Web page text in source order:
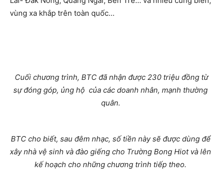
vùng xa khắp trên toàn quốc…
Cuối chương trình, BTC đã nhận được 230 triệu đồng từ
sự đóng góp, ủng hộ của các doanh nhân, mạnh thường
quân.
BTC cho biết, sau đêm nhạc, số tiền này sẽ được dùng để
xây nhà vệ sinh và đào giếng cho Trường Bong Hiot và lên
kế hoạch cho những chương trình tiếp theo.